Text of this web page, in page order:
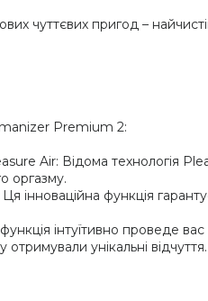
чуттєвих пригод –
Premium 2:
Air: Відома технологія
оргазму.
інноваційна функція
інтуїтивно проведе
отримували унікальні відчуття.